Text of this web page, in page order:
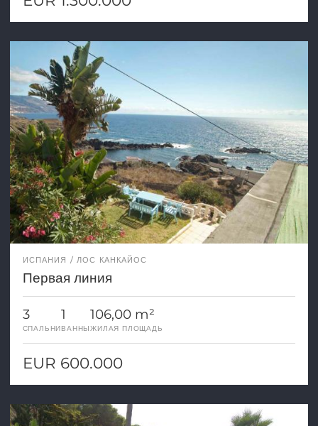
ИСПАНИЯ ЛОС КАНКАЙОС
Первая линия
3
СПАЛЬНИ
1
ВАННЫ
106,00 m²
ЖИЛАЯ ПЛОЩАДЬ
EUR 600.000